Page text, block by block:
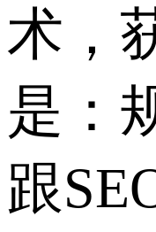
术，
是：
跟